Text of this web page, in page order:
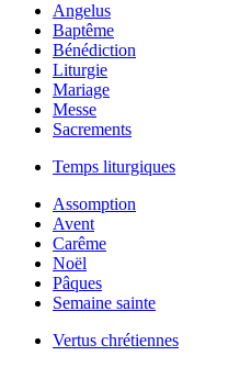
Angelus
Baptême
Bénédiction
Liturgie
Mariage
Messe
Sacrements
Temps liturgiques
Assomption
Avent
Carême
Noël
Pâques
Semaine sainte
Vertus chrétiennes